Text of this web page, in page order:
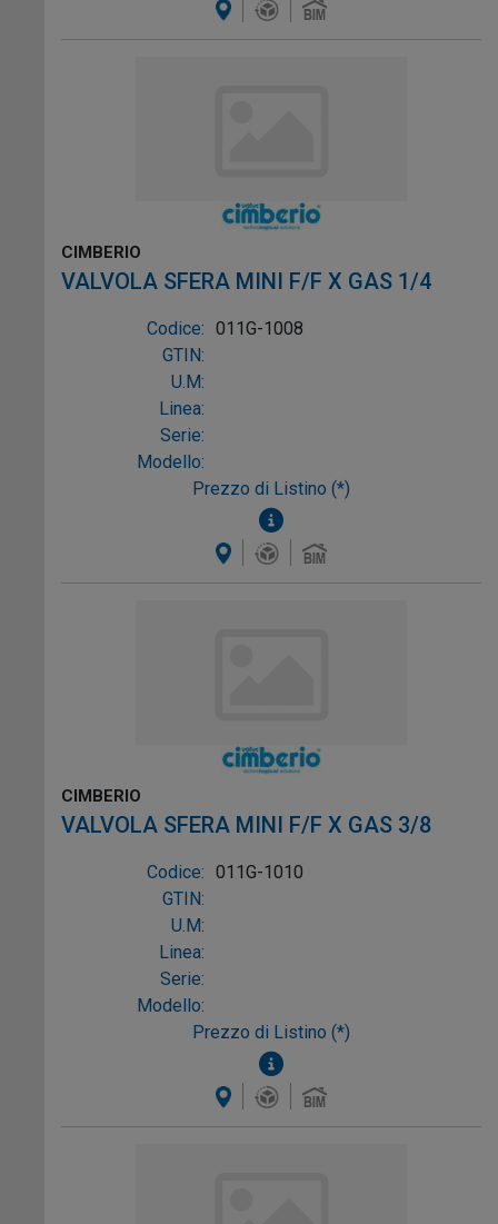
CIMBERIO
VALVOLA SFERA MINI F/F X GAS 1/4
Codice: 011G-1008
GTIN:
U.M:
Linea:
Serie:
Modello:
Prezzo di Listino (*)
CIMBERIO
VALVOLA SFERA MINI F/F X GAS 3/8
Codice: 011G-1010
GTIN:
U.M:
Linea:
Serie:
Modello:
Prezzo di Listino (*)